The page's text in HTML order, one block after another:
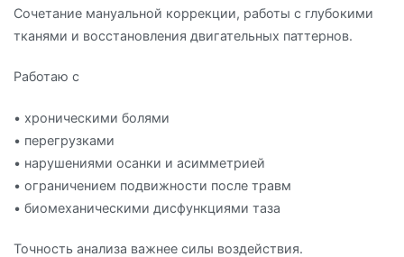
Сочетание мануальной коррекции, работы с глубокими
тканями и восстановления двигательных паттернов.
Работаю с
• хроническими болями
• перегрузками
• нарушениями осанки и асимметрией
• ограничением подвижности после травм
• биомеханическими дисфункциями таза
Точность анализа важнее силы воздействия.